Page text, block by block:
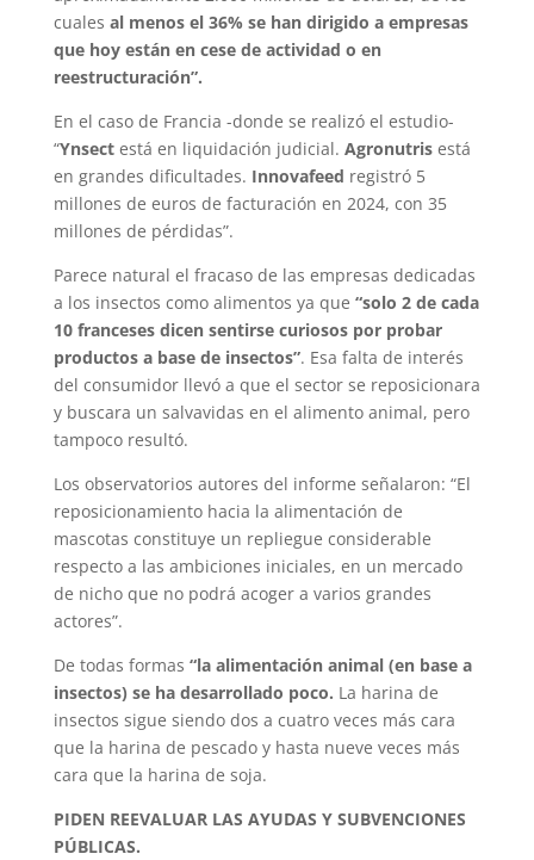
cuales al menos el 36% se han dirigido a empresas
que hoy están en cese de actividad o en
reestructuración”.
En el caso de Francia -donde se realizó el estudio-
“Ynsectestá en liquidación judicial. Agronutrisestá
en grandes dificultades. Innovafeed registró 5
millones de euros de facturación en 2024, con 35
millones de pérdidas”.
Parece natural el fracaso de las empresas dedicadas
a los insectos como alimentos ya que “solo 2 de cada
10 franceses dicen sentirse curiosos por probar
productos a base de insectos”. Esa falta de interés
del consumidor llevó a que el sector se reposicionara
y buscara un salvavidas en el alimento animal, pero
tampoco resultó.
Los observatorios autores del informe señalaron: “El
reposicionamiento hacia la alimentación de
mascotas constituye un repliegue considerable
respecto a las ambiciones iniciales, en un mercado
de nicho que no podrá acoger a varios grandes
actores”.
De todas formas “la alimentación animal (en base a
insectos) se ha desarrollado poco. La harina de
insectos sigue siendo dos a cuatro veces más cara
que la harina de pescado y hasta nueve veces más
cara que la harina de soja.
PIDEN REEVALUAR LAS AYUDAS Y SUBVENCIONES
PÚBLICAS.